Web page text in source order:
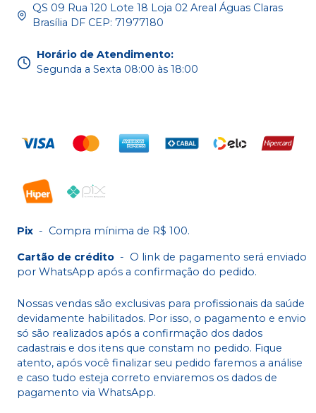
QS 09 Rua 120 Lote 18 Loja 02 Areal Águas Claras
Brasília DF CEP: 71977180
Horário de Atendimento:
Segunda a Sexta 08:00 às 18:00
Pix - Compra mínima de R$ 100.
Cartão de crédito - O link de pagamento será enviado
por WhatsApp após a confirmação do pedido.
Nossas vendas são exclusivas para profissionais da saúde
devidamente habilitados. Por isso, o pagamento e envio
só são realizados após a confirmação dos dados
cadastrais e dos itens que constam no pedido. Fique
atento, após você finalizar seu pedido faremos a análise
e caso tudo esteja correto enviaremos os dados de
pagamento via WhatsApp.